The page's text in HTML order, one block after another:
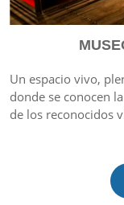
Un espacio vivo,
donde se conocen
de los reconocidos